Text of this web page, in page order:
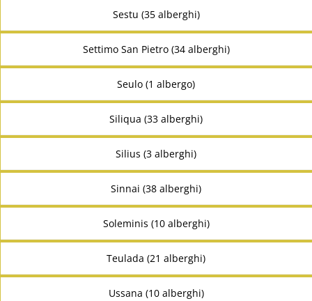
Sestu (35 alberghi)
Settimo San Pietro (34 alberghi)
Seulo (1 albergo)
Siliqua (33 alberghi)
Silius (3 alberghi)
Sinnai (38 alberghi)
Soleminis (10 alberghi)
Teulada (21 alberghi)
Ussana (10 alberghi)